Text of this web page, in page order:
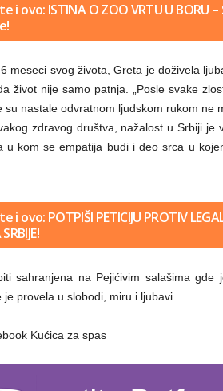
i ovo: ISTINA O ZOO VRTU U
meseci svog života, Greta je doživela
život nije samo patnja. „Posle svake
su nastale odvratnom ljudskom rukom ne
zdravog društva, nažalost u Srbiji
u kom se empatija budi i deo srca u
i ovo: POTPIŠI PETICIJU PROTIV
sahranjena na Pejićivim salašima
je provela u slobodi, miru i ljubavi.
Kućica za spas